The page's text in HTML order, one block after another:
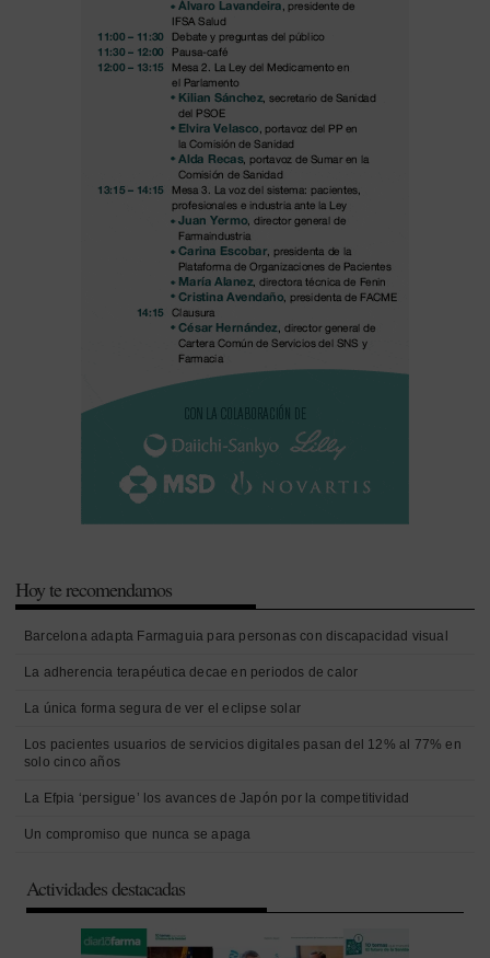
Hoy te recomendamos
Barcelona adapta Farmaguia para personas con discapacidad visual
La adherencia terapéutica decae en periodos de calor
La única forma segura de ver el eclipse solar
Los pacientes usuarios de servicios digitales pasan del 12% al 77% en
solo cinco años
La Efpia ‘persigue’ los avances de Japón por la competitividad
Un compromiso que nunca se apaga
Actividades destacadas